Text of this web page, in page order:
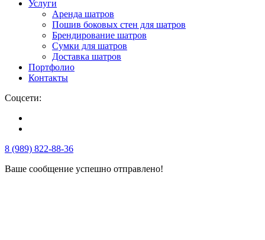
Услуги
Аренда шатров
Пошив боковых стен для шатров
Брендирование шатров
Сумки для шатров
Доставка шатров
Портфолио
Контакты
Соцсети:
8 (989) 822-88-36
Ваше сообщение успешно отправлено!